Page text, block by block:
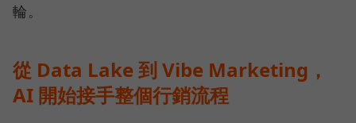
輪。
從 Data Lake 到 Vibe Marketing，
AI 開始接手整個行銷流程